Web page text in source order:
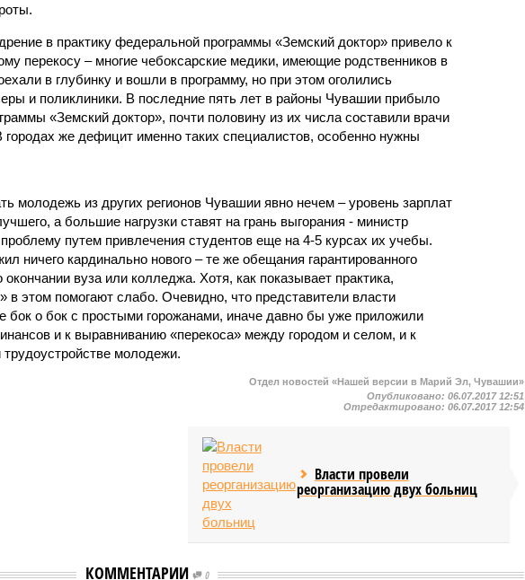
в практику федеральной программы «Земский доктор» привело к
перекосу – многие чебоксарские медики, имеющие родственников в
в глубинку и вошли в программу, но при этом оголились
и поликлиники. В последние пять лет в районы Чувашии прибыло
«Земский доктор», почти половину из их числа составили врачи
городах же дефицит именно таких специалистов, особенно нужны
молодежь из других регионов Чувашии явно нечем – уровень зарплат
а большие нагрузки ставят на грань выгорания - министр
путем привлечения студентов еще на 4-5 курсах их учебы.
ничего кардинально нового – те же обещания гарантированного
окончании вуза или колледжа. Хотя, как показывает практика,
в этом помогают слабо. Очевидно, что представители власти
бок о бок с простыми горожанами, иначе давно бы уже приложили
и к выравниванию «перекоса» между городом и селом, и к
трудоустройстве молодежи.
Отдел новостей «Нашей версии в Марий Эл, Чувашии»
Опубликовано:06.07.2017 12:51
Отредактировано:06.07.2017 12:54
Власти провели
реорганизацию двух больниц
КОММЕНТАРИИ 0